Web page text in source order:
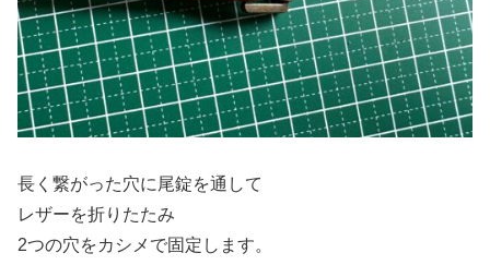
長く繋がった穴に尾錠を通して
レザーを折りたたみ
2つの穴をカシメで固定します。